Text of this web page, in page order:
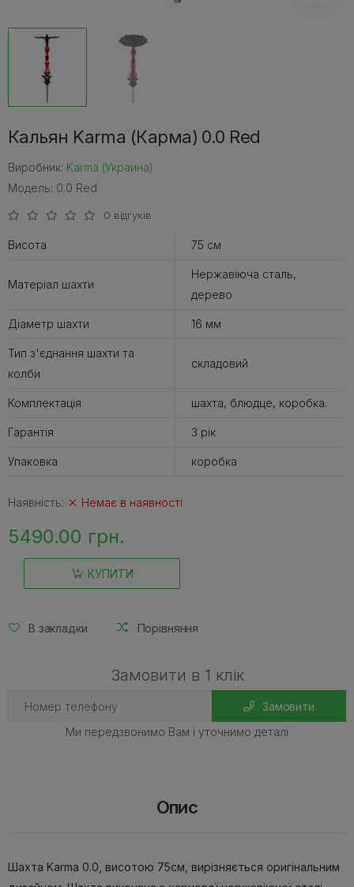
Кальян Karma (Карма) 0.0 Red
Виробник: Karma (Украина)
Модель: 0.0 Red
0 відгуків
Висота 75 см
Матеріал шахти
Нержавіюча сталь,
дерево
Діаметр шахти 16 мм
Тип з'єднання шахти та
колби
складовий
Комплектація шахта, блюдце, коробка.
Гарантія 3 рік
Упаковка коробка
Наявність: Немає в наявності
5490.00 грн.
КУПИТИ
В закладки Порівняння
Замовити в 1 клік
Замовити
Ми передзвонимо Вам і уточнимо деталі
Опис
Шахта Karma 0.0, висотою 75см, вирізняється оригінальним